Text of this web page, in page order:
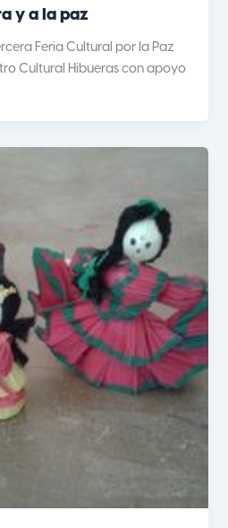
y a la paz
Feria Cultural por la Paz
Cultural Hibueras con apoyo